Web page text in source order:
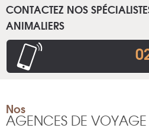
CONTACTEZ NOS
ANIMALIERS
Nos
AGENCES DE VOYAGE